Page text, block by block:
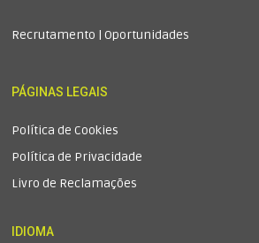
Recrutamento | Oportunidades
PÁGINAS LEGAIS
Política de Cookies
Política de Privacidade
Livro de Reclamações
IDIOMA